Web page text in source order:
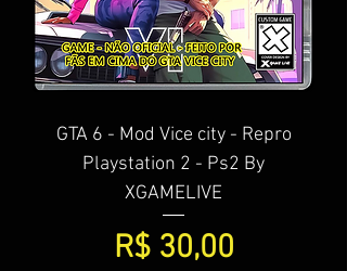
GTA 6 - Mod Vice city - Repro
Playstation 2 - Ps2 By
XGAMELIVE
Preço
R$ 30,00